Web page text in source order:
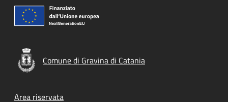
Comune di Gravina di Catania
Area riservata